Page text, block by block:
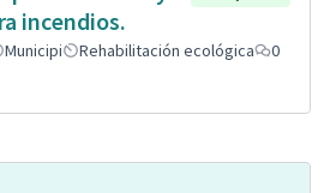
incendios.
Municipi Rehabilitación ecológica
0